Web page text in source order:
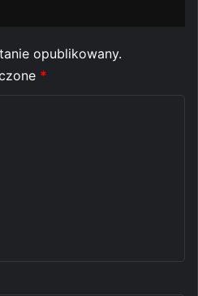
opublikowany.
*